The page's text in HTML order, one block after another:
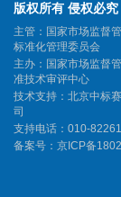
版权所有 侵权必究
主管：国家市场监督
标准化管理委员会
主办：国家市场监督
准技术审评中心
技术支持：北京中标
司
支持电话：010-
备案号： 京ICP备